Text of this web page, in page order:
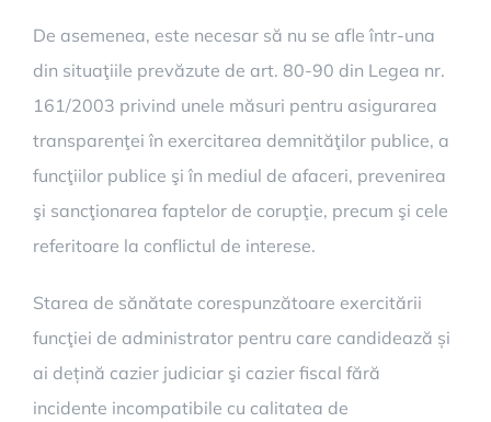
De asemenea, este necesar să nu se afle într-una
din situaţiile prevăzute de art. 80-90 din Legea nr.
161/2003 privind unele măsuri pentru asigurarea
transparenţei în exercitarea demnităţilor publice, a
funcţiilor publice şi în mediul de afaceri, prevenirea
şi sancţionarea faptelor de corupţie, precum şi cele
referitoare la conflictul de interese.
Starea de sănătate corespunzătoare exercitării
funcţiei de administrator pentru care candidează și
ai dețină cazier judiciar şi cazier fiscal fără
incidente incompatibile cu calitatea de